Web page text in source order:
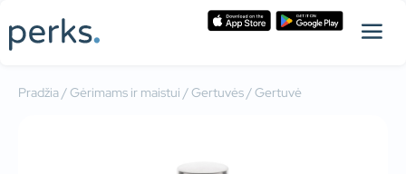
Pradžia/Gėrimams ir maistui /Gertuvės/ Gertuvė